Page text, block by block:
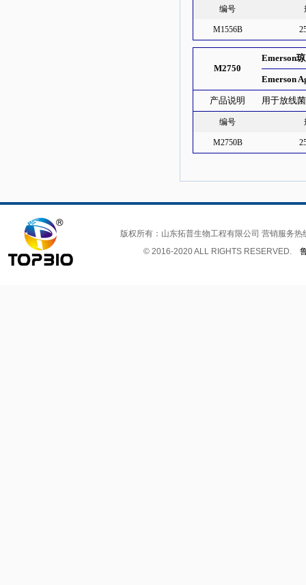
编号
M1556B
M2750
Emerson
Emerson
产品说明 用于放线
编号
M2750B
版权所有：山东拓普生物工程有限公司 营销服务热
© 2016-2020 ALL RIGHTS RESERVED.